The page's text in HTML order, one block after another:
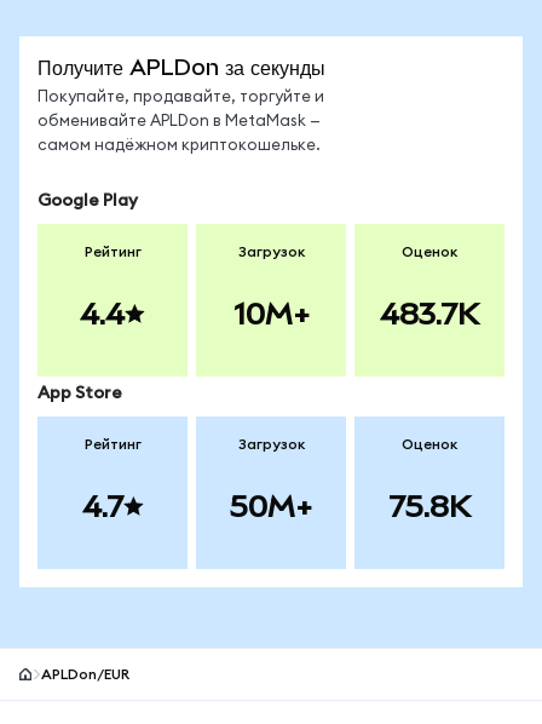
Получите APLDon за секунды
Покупайте, продавайте, торгуйте и
обменивайте APLDon в MetaMask —
самом надёжном криптокошельке.
Google Play
Рейтинг
4.4
Загрузок
10M+
Оценок
483.7K
App Store
Рейтинг
4.7
Загрузок
50M+
Оценок
75.8K
APLDon/EUR